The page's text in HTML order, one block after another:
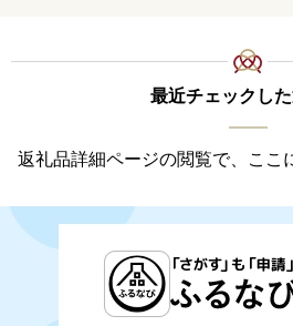
最近チェックし
返礼品詳細ページの閲覧で、ここ